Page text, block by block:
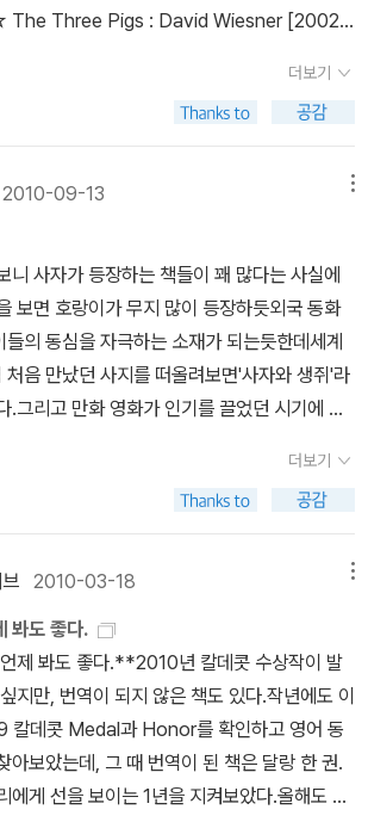
The Three Pigs : David Wiesner [2002]
King, Jr. : Doreen Rappaport/Bryan
칼데콧 아너 * The Spider and t
N
☆ The Man Who Walked Betwee
Gerstein [2004]* 칼데콧 아너 * Ella
Chodos-Irvine What Do Yo
This? : Robin Page and Steve Jenkin
the Bus :
First Full Moon : Kevin Henkes [200
Woodson/E.B. Lewis(그림) Kn
:Norton Juster/Chris Raschka(그림) [20
True Story
Ride : Marjorie Priceman Song
and Other Pond Poems : Joyce Sid
그림) ☆ Flotsam : David Wiesner [200
Her
더보기
2010-09-13
니 사자가 등장하는 책들이 꽤 많다는 사실에
보면 호랑이가 무지 많이 등장하듯외국 동화
들의 동심을 자극하는 소재가 되는듯한데세계
처음 만났던 사지를 떠올려보면'사자와 생쥐'라
.그리고 만화 영화가 인기를 끌었던 시기에 등
제나 동물원에서 모든 사람들의 인사를 받으며
어느날 우리를 잠그지 않은 사육사 덕분에세
사람들 생각에 행복해하지만 뜻밖의 상황이
언제 가장 행복할까? 로렌차일드의 그림책은
어나고 기발한 책이다.애완동물을 기르고 싶은
담은 책으로엄마 아빠가 함께 보면 참 좋을
만하고 아빠는 회사에 나가 돈을 버는게 사람
한다면 집에서 아이들을 돌보며 아이들의 소원
아빠사자와 직장에서 역심히 일을 하는 엄마사
보시라.무엇이건 꼭 정해진것은 없다는것!각자
면 행복할 수 있다는 사실을 멋진 아빠사자가
더보기
2010-03-18
봐도 좋다.
제 봐도 좋다.**2010년 칼데콧 수상작이 발
지만, 번역이 되지 않은 책도 있다.작년에도 이
칼데콧 Medal과 Honor를 확인하고 영어 동
아보았는데, 그 때 번역이 된 책은 달랑 한 권.
에게 선을 보이는 1년을 지켜보았다.올해도 제